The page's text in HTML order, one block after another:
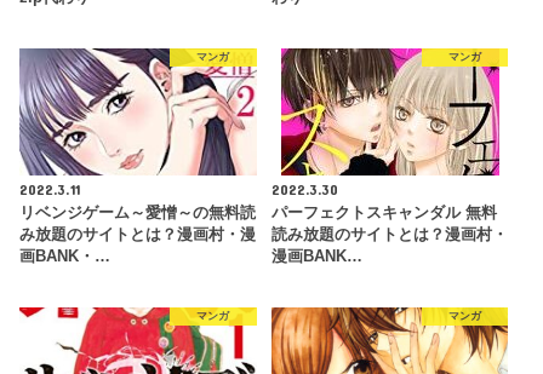
マンガ
2022.3.11
リベンジゲーム～愛憎～の無料読
み放題のサイトとは？漫画村・漫
画BANK・…
マンガ
2022.3.30
パーフェクトスキャンダル 無料
読み放題のサイトとは？漫画村・
漫画BANK…
マンガ マンガ